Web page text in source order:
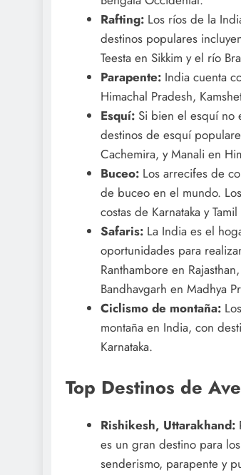
Rafting: Los ríos de la
destinos populares
Teesta en Sikkim y el río
Parapente: India cuenta
Himachal Pradesh,
Esquí: Si bien el esquí no
destinos de esquí
Cachemira, y Manali en
Buceo:Los arrecifes de
de buceo en el mundo.
costas de Karnataka y
Safaris: La India es el
oportunidades para
Ranthambore en
Bandhavgarh en Madhya
Ciclismo de montaña:
montaña en India, con
Karnataka.
Top Destinos de
Rishikesh, Uttarakhand:
es un gran destino para
senderismo, parapente y